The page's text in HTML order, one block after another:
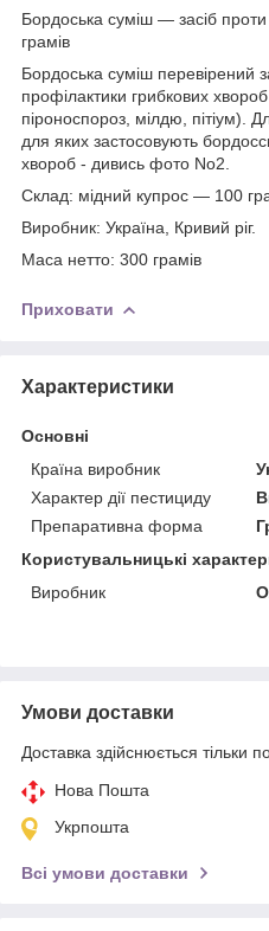
Бордоська суміш — засіб
грамів
Бордоська суміш перевірений
профілактики грибкових
піроноспороз, мілдю, пітіум).
для яких застосовують
хвороб - дивись фото No2.
Склад: мідний купрос — 100
Виробник: Україна, Кривий ріг.
Маса нетто: 300 грамів
Приховати
Характеристики
Основні
Країна виробник
Характер дії пестициду
Препаративна форма
Користувальницькі
Виробник
Умови доставки
Доставка здійснюється тільки
Нова Пошта
Укрпошта
Всі умови доставки